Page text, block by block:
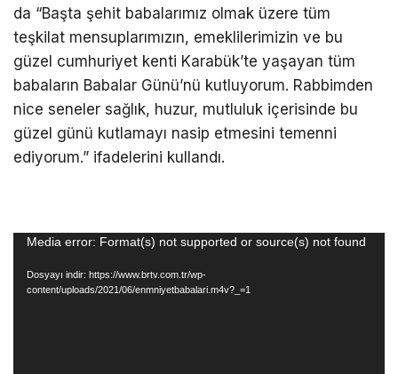
da “Başta şehit babalarımız olmak üzere tüm
teşkilat mensuplarımızın, emeklilerimizin ve bu
güzel cumhuriyet kenti Karabük’te yaşayan tüm
babaların Babalar Günü’nü kutluyorum. Rabbimden
nice seneler sağlık, huzur, mutluluk içerisinde bu
güzel günü kutlamayı nasip etmesini temenni
ediyorum.” ifadelerini kullandı.
Video
oynatıcı
Media error: Format(s) not supported or source(s) not found
Dosyayı indir: https://www.brtv.com.tr/wp-
content/uploads/2021/06/enmniyetbabalari.m4v?_=1